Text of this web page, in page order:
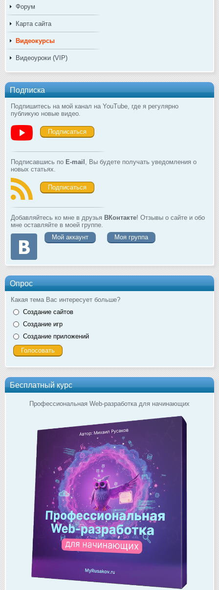
Форум
Карта сайта
Видеокурсы
Видеоуроки (VIP)
Подписка
Подпишитесь на мой канал на YouTube, где я регулярно
публикую новые видео.
Подписаться
Подписавшись по E-mail , Вы будете получать уведомления о
новых статьях.
Подписаться
Добавляйтесь ко мне в друзья ВКонтакте! Отзывы о сайте и обо
мне оставляйте в моей группе.
Мой аккаунт
Моя группа
Опрос
Какая тема Вас интересует больше?
Создание сайтов
Создание игр
Создание приложений
Бесплатный курс
Профессиональная Web-разработка для начинающих